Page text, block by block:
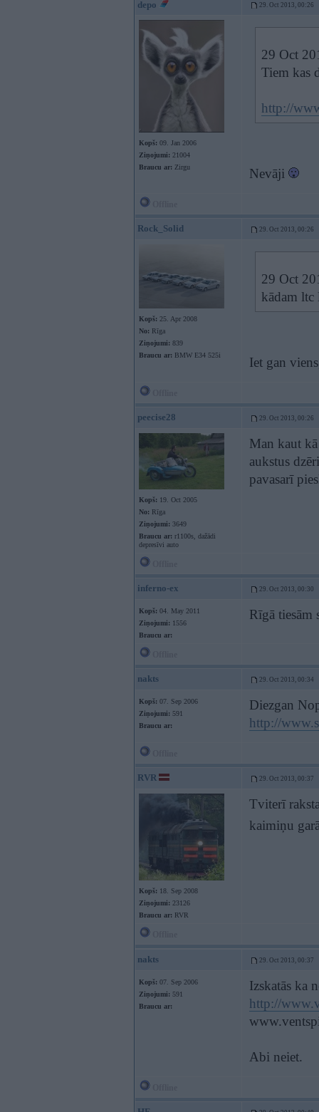
depo 29. Oct 2013, 00:26
Kopš: 09. Jan 2006
Ziņojumi: 21004
Braucu ar: Zirgu
29 Oct
Tiem kas
http://
Nevāji
Rock_Solid 29. Oct 2013, 00:26
Kopš: 25. Apr 2008
No: Rīga
Ziņojumi: 839
Braucu ar: BMW E34 525i
29 Oct
kādam ltc
Iet gan
peecise28 29. Oct 2013, 00:26
Kopš: 19. Oct 2005
No: Rīga
Ziņojumi: 3649
Braucu ar: r1100s, dažādi
depresīvi auto
Man kaut
aukstus
pavasarī
inferno-ex 29. Oct 2013, 00:30
Kopš: 04. May 2011
Ziņojumi: 1556
Braucu ar:
Rīgā tiesām
nakts 29. Oct 2013, 00:34
Kopš: 07. Sep 2006
Ziņojumi: 591
Braucu ar:
Diezgan
http://
RVR 29. Oct 2013, 00:37
Kopš: 18. Sep 2008
Ziņojumi: 23126
Braucu ar: RVR
Tviterī
kaimiņu
nakts 29. Oct 2013, 00:37
Kopš: 07. Sep 2006
Ziņojumi: 591
Braucu ar:
Izskatās ka
http://
Abi neiet.